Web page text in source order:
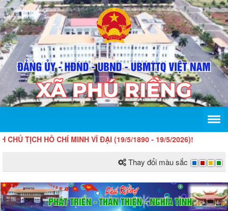
HỒ CHÍ MINH VĨ ĐẠI (19/5/1890 - 19/5/2026)!
Thay đổi màu sắc